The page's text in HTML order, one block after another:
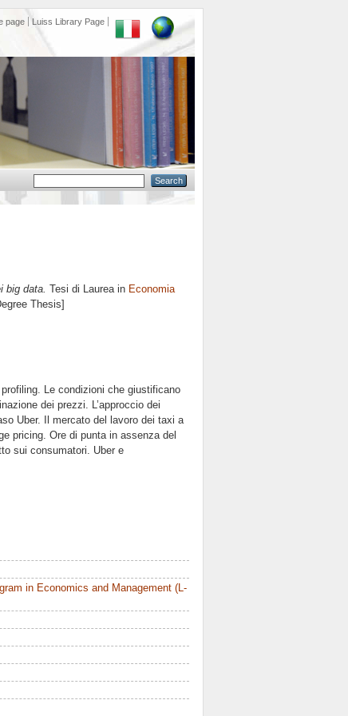
page Luiss Library Page
big data. Tesi di Laurea in Economia
Thesis]
Le condizioni che giustificano
dei prezzi. L’approccio dei
Uber. Il mercato del lavoro dei taxi a
pricing. Ore di punta in assenza del
sui consumatori. Uber e
in Economics and Management (L-